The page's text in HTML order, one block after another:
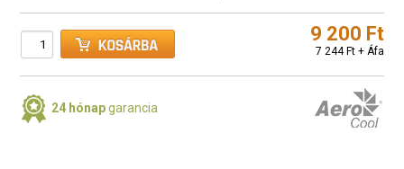
9 200 Ft
7 244 Ft + Áfa
24 hónapgarancia